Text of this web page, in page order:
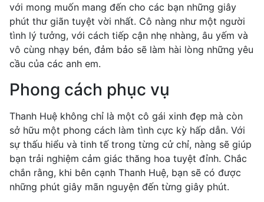
với mong muốn mang đến cho các bạn những giây
phút thư giãn tuyệt vời nhất. Cô nàng như một người
tình lý tưởng, với cách tiếp cận nhẹ nhàng, âu yếm và
vô cùng nhạy bén, đảm bảo sẽ làm hài lòng những yêu
cầu của các anh em.
Phong cách phục vụ
Thanh Huệ không chỉ là một cô gái xinh đẹp mà còn
sở hữu một phong cách làm tình cực kỳ hấp dẫn. Với
sự thấu hiểu và tinh tế trong từng cử chỉ, nàng sẽ giúp
bạn trải nghiệm cảm giác thăng hoa tuyệt đỉnh. Chắc
chắn rằng, khi bên cạnh Thanh Huệ, bạn sẽ có được
những phút giây mãn nguyện đến từng giây phút.